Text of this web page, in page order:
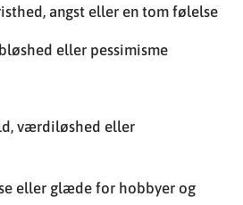
værdiløshed eller
træthed eller at blive ‘opbrugt’
at koncentrere sig, huske eller